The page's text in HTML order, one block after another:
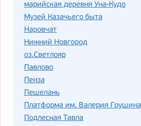
марийская деревня Уна-Кудо
Музей Казачьего быта
Наровчат
Нижний Новгород
оз.Светлояр
Павлово
Пенза
Пешелань
Платформа им. Валерия Грушина
Подлесная Тавла